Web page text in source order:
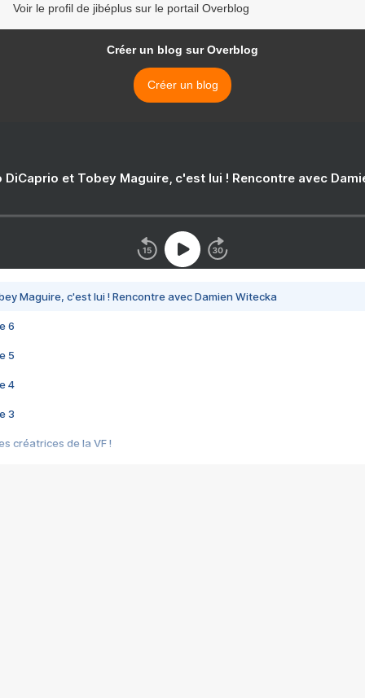
Voir le profil de jibéplus sur le portail Overblog
Créer un blog sur Overblog
Créer un blog
DiCaprio et Tobey Maguire, c'est lui ! Rencontre avec
Maguire, c'est lui ! Rencontre avec Damien Witecka
6
5
4
3
créatrices de la VF !